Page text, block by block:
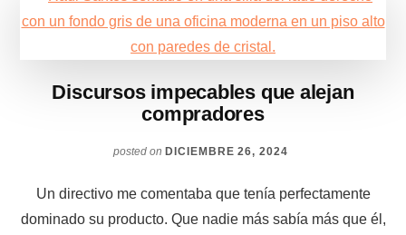
ACTUALES
Discursos impecables que alejan
compradores
posted on DICIEMBRE 26, 2024
Un directivo me comentaba que tenía perfectamente
dominado su producto. Que nadie más sabía más que él,